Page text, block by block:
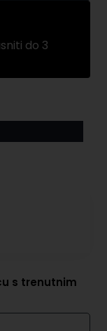
do 3
s trenutnim